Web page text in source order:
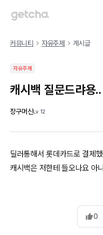
커뮤니티 자유주제 게시글
자유주제
캐시백 질문드랴용..
장구머신Lv 12
딜러통해서 롯데카드로 결제
캐시백은 저한테 들오나요 아
0